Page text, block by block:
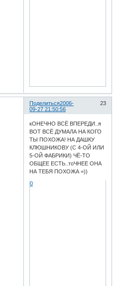
Поделиться 23
2006-
09-27 21:50:56
кОНЕЧНО ВСЁ ВПЕРЕДИ..я
ВОТ ВСЁ ДУМАЛА НА КОГО
ТЫ ПОХОЖА! НА ДАШКУ
КЛЮШНИКОВУ (С 4-ОЙ ИЛИ
5-ОЙ ФАБРИКИ) ЧЁ-ТО
ОБЩЕЕ ЕСТЬ..тоЧНЕЕ ОНА
НА ТЕБЯ ПОХОЖА =))
0